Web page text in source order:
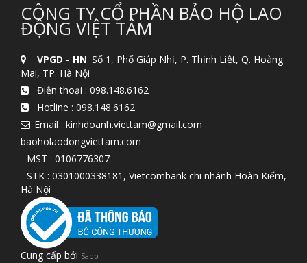
CÔNG TY CỔ PHẦN BẢO HỘ LAO
ĐỘNG VIỆT TÂM
VPGD - HN: Số 1, Phố Giáp Nhị, P. Thịnh Liệt, Q. Hoàng
Mai, TP. Hà Nội
Điện thoại : 098.148.6162
Hotline : 098.148.6162
Email : kinhdoanh.viettam@gmail.com
baoholaodongviettam.com
- MST : 0106776307
- STK : 0301000338181, Vietcombank chi nhánh Hoàn Kiếm,
Hà Nội
Cung cấp bởi Sapo